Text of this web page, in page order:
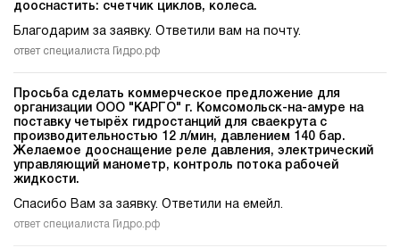
дооснастить: счетчик циклов, колеса.
Благодарим за заявку. Ответили вам на почту.
ответ специалиста Гидро.рф
Просьба сделать коммерческое предложение для
организации ООО "КАРГО" г. Комсомольск-на-амуре на
поставку четырёх гидростанций для сваекрута c
производительностью 12 л/мин, давлением 140 бар.
Желаемое дооснащение реле давления, электрический
управляющий манометр, контроль потока рабочей
жидкости.
Спасибо Вам за заявку. Ответили на емейл.
ответ специалиста Гидро.рф